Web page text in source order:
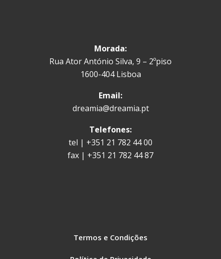
Morada:
Rua Ator António Silva, 9 – 2ºpiso
1600-404 Lisboa
Email:
dreamia@dreamia.pt
Telefones:
tel | +351 21 782 44 00
fax | +351 21 782 44 87
Termos e Condições